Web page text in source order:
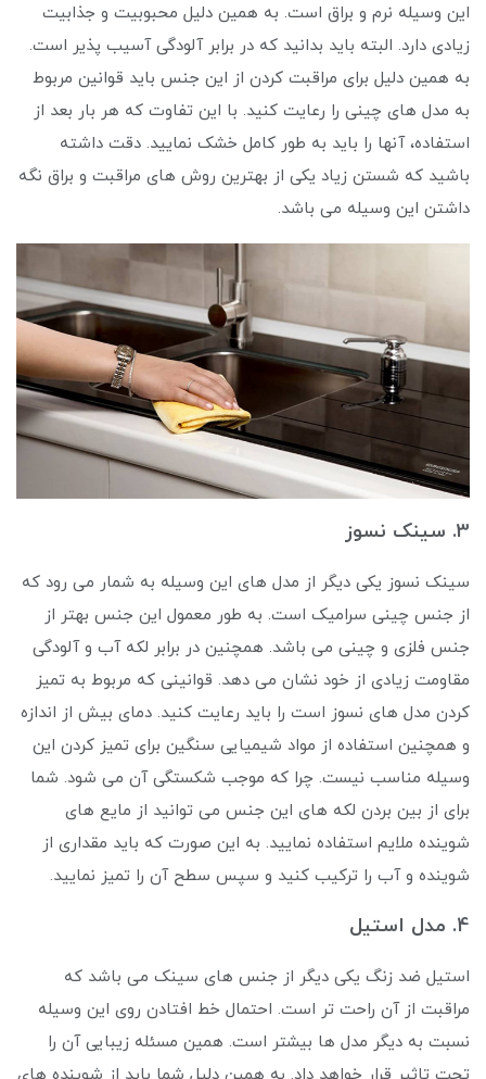
این وسیله نرم و براق است. به همین دلیل محبوبیت و جذابیت
زیادی دارد. البته باید بدانید که در برابر آلودگی آسیب پذیر است.
به همین دلیل برای مراقبت کردن از این جنس باید قوانین مربوط
به مدل های چینی را رعایت کنید. با این تفاوت که هر بار بعد از
استفاده، آنها را باید به طور کامل خشک نمایید. دقت داشته
باشید که شستن زیاد یکی از بهترین روش های مراقبت و براق نگه
داشتن این وسیله می باشد.
3. سینک نسوز
سینک نسوز یکی دیگر از مدل‌ های این وسیله به شمار می‌ رود که
از جنس چینی سرامیک است. به طور معمول این جنس بهتر از
جنس فلزی و چینی می باشد. همچنین در برابر لکه آب و آلودگی
مقاومت زیادی از خود نشان می دهد. قوانینی که مربوط به تمیز
کردن مدل های نسوز است را باید رعایت کنید. دمای بیش از اندازه
و همچنین استفاده از مواد شیمیایی سنگین برای تمیز کردن این
وسیله مناسب نیست. چرا که موجب شکستگی آن می شود. شما
برای از بین بردن لکه های این جنس می توانید از مایع های
شوینده ملایم استفاده نمایید. به این صورت که باید مقداری از
شوینده و آب را ترکیب کنید و سپس سطح آن را تمیز نمایید.
4. مدل استیل
استیل ضد زنگ یکی دیگر از جنس های سینک می باشد که
مراقبت از آن راحت تر است. احتمال خط افتادن روی این وسیله
نسبت به دیگر مدل ها بیشتر است. همین مسئله زیبایی آن را